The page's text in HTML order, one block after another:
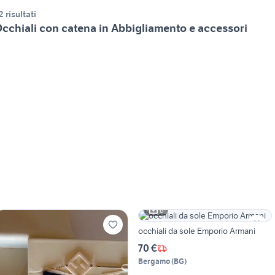
risultati
con catena in Abbigliamento e accessori
6
occhiali da sole Emporio Armani
70 €
Bergamo(BG)